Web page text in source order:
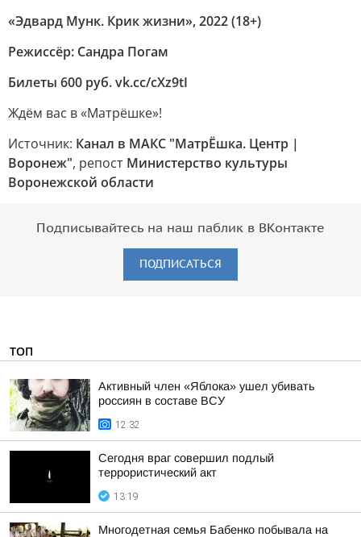
«Эдвард Мунк. Крик жизни», 2022 (18+)
Режиссёр: Сандра Погам
Билеты 600 руб. vk.cc/cXz9tI
Ждём вас в «Матрёшке»!
Источник: Канал в МАКС "МатрЁшка. Центр |
Воронеж", репост Министерство культуры
Воронежской области
Подписывайтесь на наш паблик в ВКонтакте
ПОДПИСАТЬСЯ
ТОП
Активный член «Яблока» ушел убивать
россиян в составе ВСУ
12:32
Сегодня враг совершил подлый
террористический акт
13:19
Многодетная семья Бабенко побывала на